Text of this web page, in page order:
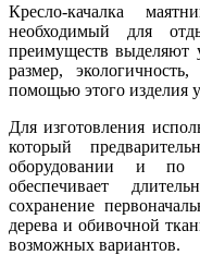
Кресло-качалка
необходимый для
преимуществ выделяют
размер,
помощью этого изделия
Для изготовления
который
оборудовании и по
обеспечивает
сохранение
дерева и обивочной
возможных вариантов.